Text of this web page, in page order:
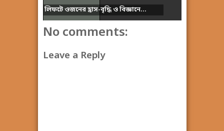
লিফটে ওজনের হ্রাস-বৃদ্ধি ও বিজ্ঞানে...
No comments:
Leave a Reply